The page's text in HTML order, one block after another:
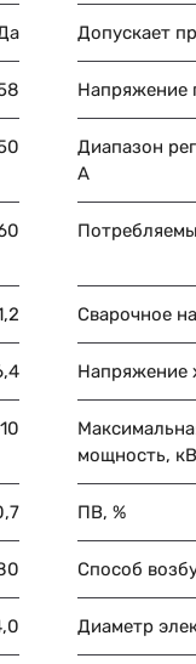
Допускает
Напряжение
Диапазон
A
Сварочное
Напряжение
мощность,
ПВ, %
Способ
Диаметр